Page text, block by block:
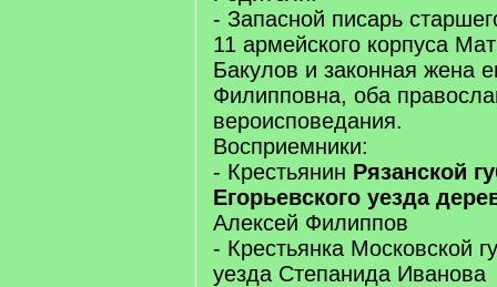
- Запасной писарь
11 армейского корпуса
Бакулов и законная жена
Филипповна, оба
вероисповедания.
Восприемники:
- Крестьянин Рязанской
Егорьевского уезда
Алексей Филиппов
- Крестьянка Московской
уезда Степанида Иванова